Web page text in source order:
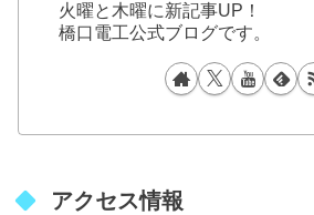
火曜と木曜に新記事UP！
橋口電工公式ブログです。
アクセス情報